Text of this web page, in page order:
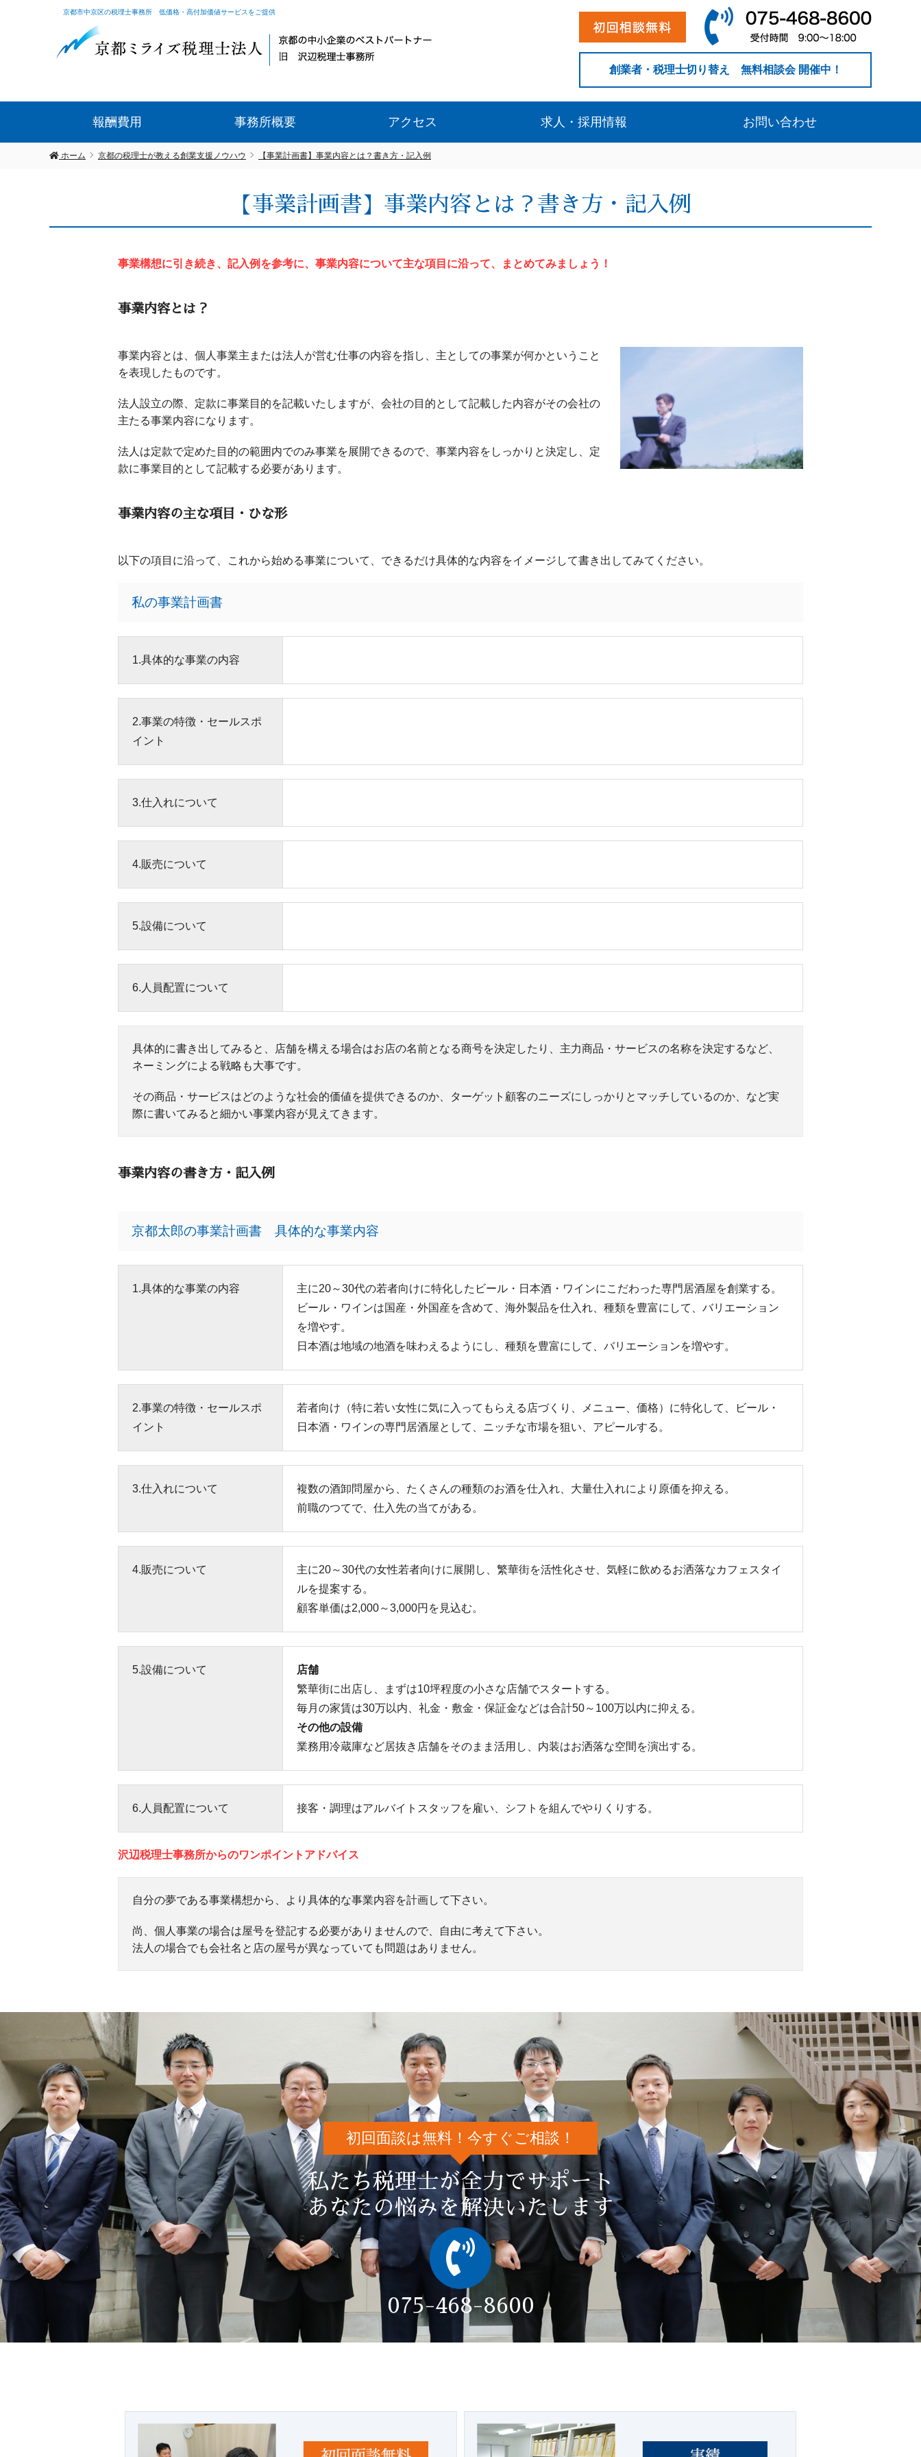
京都市中京区の税理士事務所 低価格・高付加価値サービスをご提供
創業者・税理士切り替え 無料相談会 開催中！
報酬費用 事務所概要 アクセス 求人・採用情報 お問い合わせ
ホーム 京都の税理士が教える創業支援ノウハウ 【事業計画書】事業内容とは？書き方・記入例
【事業計画書】事業内容とは？書き方・記入例
事業構想に引き続き、記入例を参考に、事業内容について主な項目に沿って、まとめてみましょう！
事業内容とは？
事業内容とは、個人事業主または法人が営む仕事の内容を指し、主としての事業が何かということ
を表現したものです。
法人設立の際、定款に事業目的を記載いたしますが、会社の目的として記載した内容がその会社の
主たる事業内容になります。
法人は定款で定めた目的の範囲内でのみ事業を展開できるので、事業内容をしっかりと決定し、定
款に事業目的として記載する必要があります。
事業内容の主な項目・ひな形
以下の項目に沿って、これから始める事業について、できるだけ具体的な内容をイメージして書き出してみてください。
私の事業計画書
1.具体的な事業の内容
2.事業の特徴・セールスポ
イント
3.仕入れについて
4.販売について
5.設備について
6.人員配置について
具体的に書き出してみると、店舗を構える場合はお店の名前となる商号を決定したり、主力商品・サービスの名称を決定するなど、
ネーミングによる戦略も大事です。
その商品・サービスはどのような社会的価値を提供できるのか、ターゲット顧客のニーズにしっかりとマッチしているのか、など実
際に書いてみると細かい事業内容が見えてきます。
事業内容の書き方・記入例
京都太郎の事業計画書 具体的な事業内容
1.具体的な事業の内容
主に20～30代の若者向けに特化したビール・日本酒・ワインにこだわった専門居酒屋を創業する。
ビール・ワインは国産・外国産を含めて、海外製品を仕入れ、種類を豊富にして、バリエーション
を増やす。
日本酒は地域の地酒を味わえるようにし、種類を豊富にして、バリエーションを増やす。
2.事業の特徴・セールスポ
イント
若者向け（特に若い女性に気に入ってもらえる店づくり、メニュー、価格）に特化して、ビール・
日本酒・ワインの専門居酒屋として、ニッチな市場を狙い、アピールする。
3.仕入れについて
複数の酒卸問屋から、たくさんの種類のお酒を仕入れ、大量仕入れにより原価を抑える。
前職のつてで、仕入先の当てがある。
4.販売について
主に20～30代の女性若者向けに展開し、繁華街を活性化させ、気軽に飲めるお洒落なカフェスタイ
ルを提案する。
顧客単価は2,000～3,000円を見込む。
5.設備について
店舗
繁華街に出店し、まずは10坪程度の小さな店舗でスタートする。
毎月の家賃は30万以内、礼金・敷金・保証金などは合計50～100万以内に抑える。
その他の設備
業務用冷蔵庫など居抜き店舗をそのまま活用し、内装はお洒落な空間を演出する。
6.人員配置について 接客・調理はアルバイトスタッフを雇い、シフトを組んでやりくりする。
沢辺税理士事務所からのワンポイントアドバイス
自分の夢である事業構想から、より具体的な事業内容を計画して下さい。
尚、個人事業の場合は屋号を登記する必要がありませんので、自由に考えて下さい。
法人の場合でも会社名と店の屋号が異なっていても問題はありません。
初回面談は無料！今すぐご相談！
私たち税理士が全力でサポート
あなたの悩みを解決いたします
075-468-8600